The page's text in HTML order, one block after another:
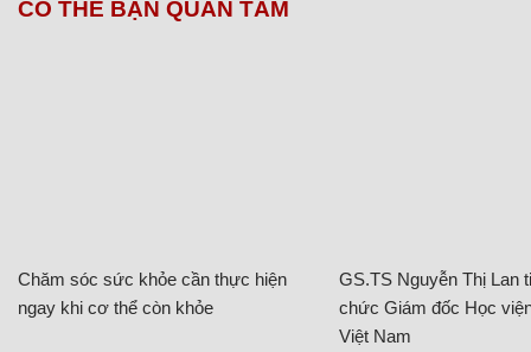
CÓ THỂ BẠN QUAN TÂM
Chăm sóc sức khỏe cần thực hiện
ngay khi cơ thể còn khỏe
GS.TS Nguyễn Thị Lan
chức Giám đốc Học
Việt Nam